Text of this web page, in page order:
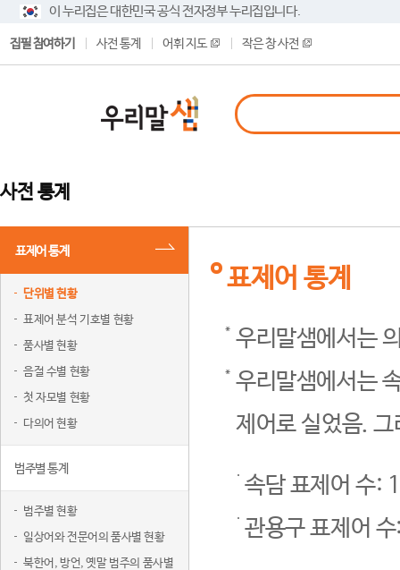
이 누리집은 대한민국 공식 전자정부 누리집입니다.
집필 참여하기 사전 통계 어휘 지도 작은 창 사전
사전 통계
표제어 통계
단위별 현황
표제어 분석 기호별 현황
품사별 현황
음절 수별 현황
첫 자모별 현황
다의어 현황
범주별 통계
범주별 현황
일상어와 전문어의 품사별 현황
북한어, 방언, 옛말 범주의 품사별
표제어 통계
우리말샘에서는
우리말샘에서는
제어로 실었음.
속담 표제어 수:
관용구 표제어